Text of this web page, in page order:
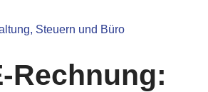
Steuern und Büro
Rechnung: